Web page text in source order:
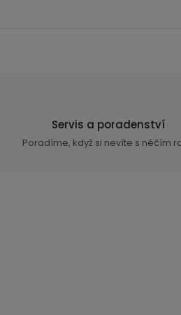
Servis a poradenství
Poradíme, když si nevíte s něčím